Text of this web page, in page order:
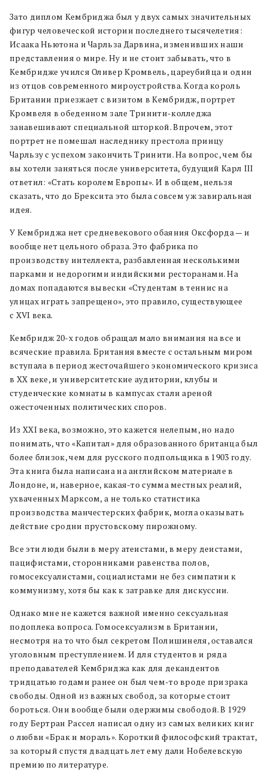
Зато диплом Кембриджа был у двух самых значительных
фигур человеческой истории последнего тысячелетия:
Исаака Ньютона и Чарльза Дарвина, изменивших наши
представления о мире. Ну и не стоит забывать, что в
Кембридже учился Оливер Кромвель, цареубийца и один
из отцов современного мироустройства. Когда король
Британии приезжает с визитом в Кембридж, портрет
Кромвеля в обеденном зале Тринити-колледжа
занавешивают специальной шторкой. Впрочем, этот
портрет не помешал наследнику престола принцу
Чарльзу с успехом закончить Тринити. На вопрос, чем бы
вы хотели заняться после университета, будущий Карл III
ответил: «Стать королем Европы». И в общем, нельзя
сказать, что до Брексита это была совсем уж завиральная
идея.
У Кембриджа нет средневекового обаяния Оксфорда — и
вообще нет цельного образа. Это фабрика по
производству интеллекта, разбавленная несколькими
парками и недорогими индийскими ресторанами. На
домах попадаются вывески «Студентам в теннис на
улицах играть запрещено», это правило, существующее
с XVI века.
Кембридж 20-х годов обращал мало внимания на все и
всяческие правила. Британия вместе с остальным миром
вступала в период жесточайшего экономического кризиса
в XX веке, и университетские аудитории, клубы и
студенческие комнаты в кампусах стали ареной
ожесточенных политических споров.
Из XXI века, возможно, это кажется нелепым, но надо
понимать, что «Капитал» для образованного британца был
более близок, чем для русского подпольщика в 1903 году.
Эта книга была написана на английском материале в
Лондоне, и, наверное, какая-то сумма местных реалий,
ухваченных Марксом, а не только статистика
производства манчестерских фабрик, могла оказывать
действие сродни прустовскому пирожному.
Все эти люди были в меру атеистами, в меру деистами,
пацифистами, сторонниками равенства полов,
гомосексуалистами, социалистами не без симпатии к
коммунизму, хотя бы как к затравке для дискуссии.
Однако мне не кажется важной именно сексуальная
подоплека вопроса. Гомосексуализм в Британии,
несмотря на то что был секретом Полишинеля, оставался
уголовным преступлением. И для студентов и ряда
преподавателей Кембриджа как для декандентов
тридцатью годами ранее он был чем-то вроде призрака
свободы. Одной из важных свобод, за которые стоит
бороться. Они вообще были одержимы свободой. В 1929
году Бертран Рассел написал одну из самых великих книг
о любви «Брак и мораль». Короткий философский трактат,
за который спустя двадцать лет ему дали Нобелевскую
премию по литературе.